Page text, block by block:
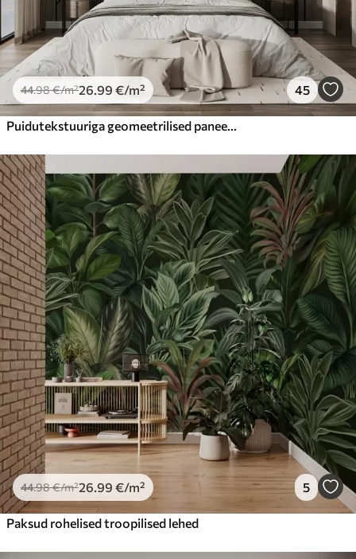
44.98€/m²26 .99 €/m² 45
44.98€/m²26 .99 €/m² 5
Paksud rohelised troopilised lehed